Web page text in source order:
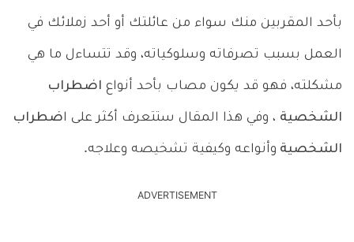
بأحد المقربين منك سواء من عائلتك أو أحد زملائك في
العمل بسبب تصرفاته وسلوكياته، وقد تتساءل ما هي
مشكلته، فهو قد يكون مصاب بأحد أنواع اضطراب
الشخصية ، وفي هذا المقال ستتعرف أكثر على اضطراب
الشخصية وأنواعه وكيفية تشخيصه وعلاجه.
ADVERTISEMENT